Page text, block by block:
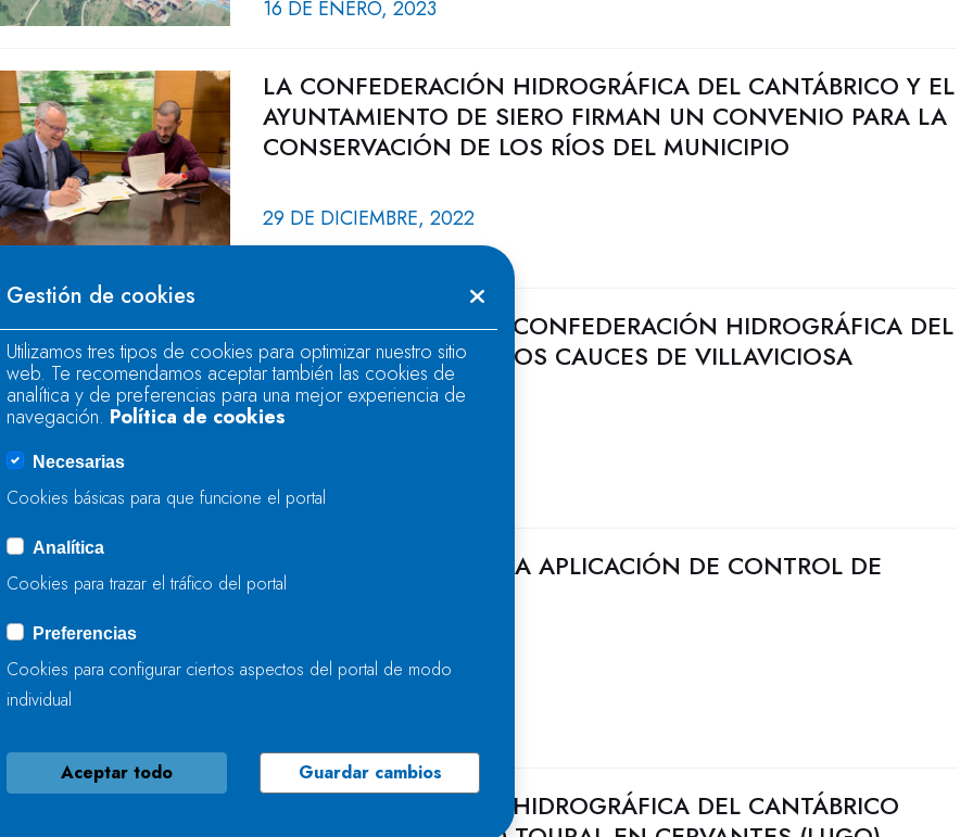
16 DE ENERO, 2023
LA CONFEDERACIÓN HIDROGRÁFICA DEL CANTÁBRICO Y EL
AYUNTAMIENTO DE SIERO FIRMAN UN CONVENIO PARA LA
CONSERVACIÓN DE LOS RÍOS DEL MUNICIPIO
29 DE DICIEMBRE, 2022
ACTUACIONES DE LA CONFEDERACIÓN HIDROGRÁFICA DEL
CANTÁBRICO EN VARIOS CAUCES DE VILLAVICIOSA
(ASTURIAS)
NUEVA VERSIÓN DE LA APLICACIÓN DE CONTROL DE
VOLÚMENES
21 DE DICIEMBRE, 2022
LA CONFEDERACIÓN HIDROGRÁFICA DEL CANTÁBRICO
Gestión de cookies
Utilizamos tres tipos de cookies para optimizar nuestro sitio
web. Te recomendamos aceptar también las cookies de
analítica y de preferencias para una mejor experiencia de
navegación. Política de cookies
Necesarias
Cookies básicas para que funcione el portal
Analítica
Cookies para trazar el tráfico del portal
Preferencias
Cookies para configurar ciertos aspectos del portal de modo
individual
Aceptar todo Guardar cambios